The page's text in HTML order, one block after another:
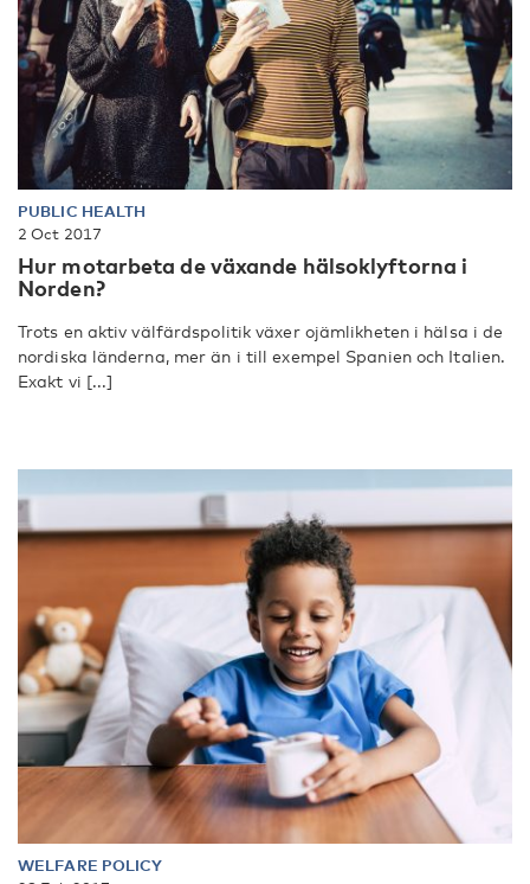
PUBLIC HEALTH
2 Oct 2017
Hur motarbeta de växande hälsoklyftorna i
Norden?
Trots en aktiv välfärdspolitik växer ojämlikheten i hälsa i de
nordiska länderna, mer än i till exempel Spanien och Italien.
Exakt vi [...]
WELFARE POLICY